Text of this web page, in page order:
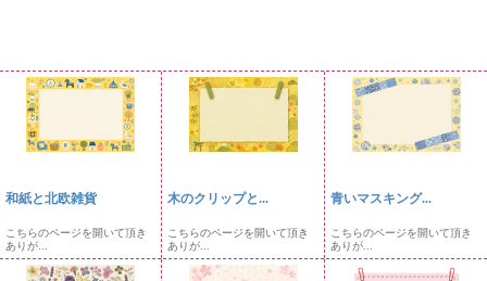
和紙と北欧雑貨
こちらのページを開いて頂き
ありが...
木のクリップと...
こちらのページを開いて頂き
ありが...
青いマスキング...
こちらのページを開いて頂き
ありが...